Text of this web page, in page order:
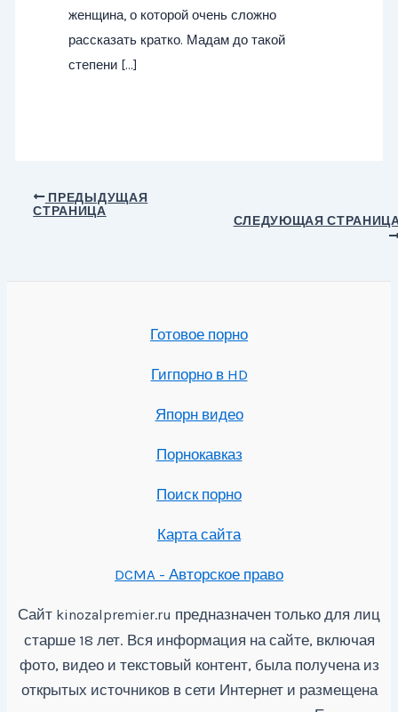
женщина, о которой очень сложно
рассказать кратко. Мадам до такой
степени […]
Навигация
ПРЕДЫДУЩАЯ
СТРАНИЦА
СЛЕДУЮЩАЯ
Готовое порно
Гигпорно в HD
Япорн видео
Порнокавказ
Поиск порно
Карта сайта
DCMA - Авторское право
Сайт kinozalpremier.ru предназначен только для лиц
старше 18 лет. Вся информация на сайте, включая
фото, видео и текстовый контент, была получена из
открытых источников в сети Интернет и размещена